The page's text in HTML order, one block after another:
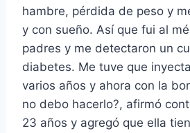
hambre, pérdida de peso y
y con sueño. Así que fui al
padres y me detectaron un
diabetes. Me tuve que
varios años y ahora con la
no debo hacerlo?, afirmó
23 años y agregó que ella